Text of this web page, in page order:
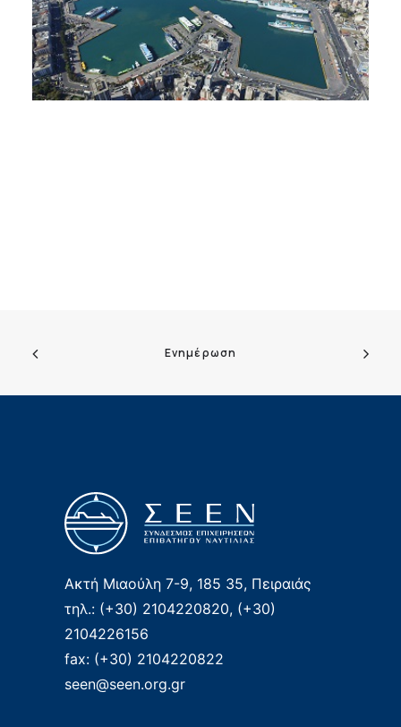
Ενημέρωση
Ακτή Μιαούλη 7-9, 185 35, Πειραιάς
τηλ.: (+30) 2104220820, (+30)
2104226156
fax: (+30) 2104220822
seen@seen.org.gr